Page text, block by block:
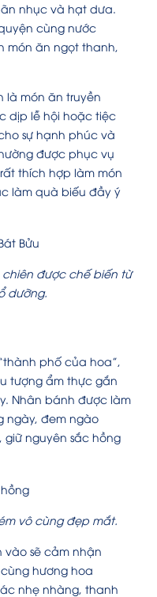
nhục và hạt dưa.
cùng nước
món ăn ngọt thanh,
là món ăn truyền
dịp lễ hội hoặc tiệc
sự hạnh phúc và
được phục vụ
thích hợp làm món
làm quà biếu đầy ý
chiên được chế biến từ
dưỡng.
phố của hoa”,
tượng ẩm thực gắn
Nhân bánh được làm
ngày, đem ngào
nguyên sắc hồng
vô cùng đẹp mắt.
sẽ cảm nhận
hương hoa
nhẹ nhàng, thanh